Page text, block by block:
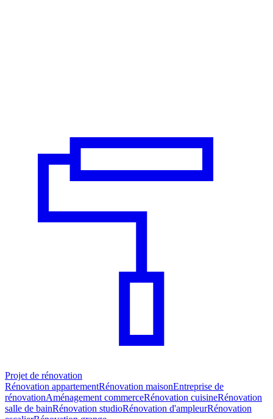
Projet de rénovation
Rénovation appartementRénovation maisonEntreprise de
rénovationAménagement commerceRénovation cuisineRénovation
salle de bainRénovation studioRénovation d'ampleurRénovation